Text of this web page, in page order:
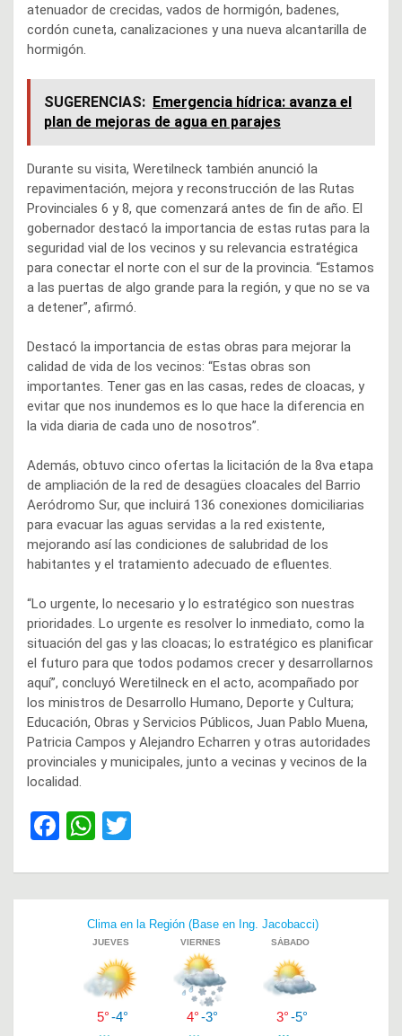
atenuador de crecidas, vados de hormigón, badenes,
cordón cuneta, canalizaciones y una nueva alcantarilla de
hormigón.
SUGERENCIAS: Emergencia hídrica: avanza el
plan de mejoras de agua en parajes
Durante su visita, Weretilneck también anunció la
repavimentación, mejora y reconstrucción de las Rutas
Provinciales 6 y 8, que comenzará antes de fin de año. El
gobernador destacó la importancia de estas rutas para la
seguridad vial de los vecinos y su relevancia estratégica
para conectar el norte con el sur de la provincia. “Estamos
a las puertas de algo grande para la región, y que no se va
a detener”, afirmó.
Destacó la importancia de estas obras para mejorar la
calidad de vida de los vecinos: “Estas obras son
importantes. Tener gas en las casas, redes de cloacas, y
evitar que nos inundemos es lo que hace la diferencia en
la vida diaria de cada uno de nosotros”.
Además, obtuvo cinco ofertas la licitación de la 8va etapa
de ampliación de la red de desagües cloacales del Barrio
Aeródromo Sur, que incluirá 136 conexiones domiciliarias
para evacuar las aguas servidas a la red existente,
mejorando así las condiciones de salubridad de los
habitantes y el tratamiento adecuado de efluentes.
“Lo urgente, lo necesario y lo estratégico son nuestras
prioridades. Lo urgente es resolver lo inmediato, como la
situación del gas y las cloacas; lo estratégico es planificar
el futuro para que todos podamos crecer y desarrollarnos
aquí”, concluyó Weretilneck en el acto, acompañado por
los ministros de Desarrollo Humano, Deporte y Cultura;
Educación, Obras y Servicios Públicos, Juan Pablo Muena,
Patricia Campos y Alejandro Echarren y otras autoridades
provinciales y municipales, junto a vecinas y vecinos de la
localidad.
F
ce
W
at
s
A
p
p
tt
er
entradas